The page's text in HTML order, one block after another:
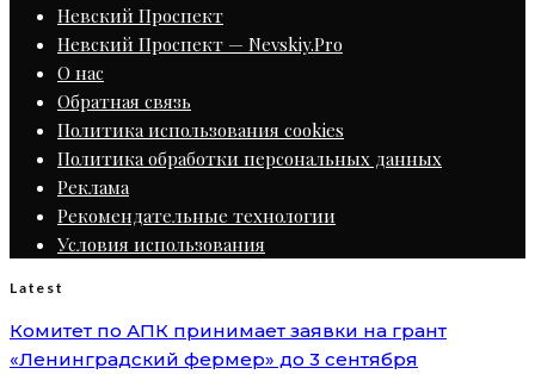
Невский Проспект
Невский Проспект — Nevskiy.Pro
О нас
Обратная связь
Политика использования cookies
Политика обработки персональных данных
Реклама
Рекомендательные технологии
Условия использования
Latest
Комитет по АПК принимает заявки на грант
«Ленинградский фермер» до 3 сентября